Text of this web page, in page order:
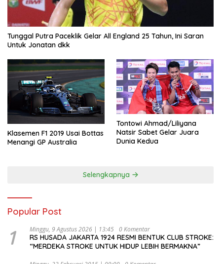
Tunggal Putra Paceklik Gelar All England 25 Tahun, Ini Saran
Untuk Jonatan dkk
Klasemen F1 2019 Usai Bottas
Menangi GP Australia
Tontowi Ahmad/Liliyana
Natsir Sabet Gelar Juara
Dunia Kedua
Selengkapnya
Popular Post
1 Minggu, 9 Agustus 2026 | 13:45 0 Komentar
RS HUSADA JAKARTA 1924 RESMI BENTUK CLUB STROKE:
“MERDEKA STROKE UNTUK HIDUP LEBIH BERMAKNA”